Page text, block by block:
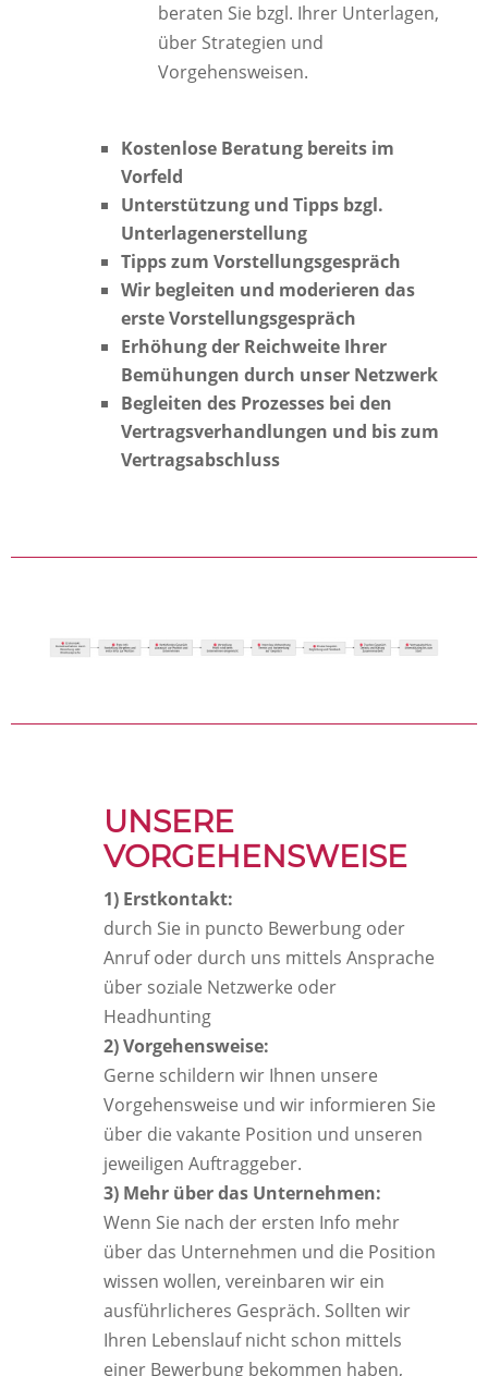
beraten Sie bzgl. Ihrer Unterlagen,
über Strategien und
Vorgehensweisen.
Kostenlose Beratung bereits im
Vorfeld
Unterstützung und Tipps bzgl.
Unterlagenerstellung
Tipps zum Vorstellungsgespräch
Wir begleiten und moderieren das
erste Vorstellungsgespräch
Erhöhung der Reichweite Ihrer
Bemühungen durch unser Netzwerk
Begleiten des Prozesses bei den
Vertragsverhandlungen und bis zum
Vertragsabschluss
UNSERE
VORGEHENSWEISE
1) Erstkontakt:
durch Sie in puncto Bewerbung oder
Anruf oder durch uns mittels Ansprache
über soziale Netzwerke oder
Headhunting
2) Vorgehensweise:
Gerne schildern wir Ihnen unsere
Vorgehensweise und wir informieren Sie
über die vakante Position und unseren
jeweiligen Auftraggeber.
3) Mehr über das Unternehmen:
Wenn Sie nach der ersten Info mehr
über das Unternehmen und die Position
wissen wollen, vereinbaren wir ein
ausführlicheres Gespräch. Sollten wir
Ihren Lebenslauf nicht schon mittels
einer Bewerbung bekommen haben,